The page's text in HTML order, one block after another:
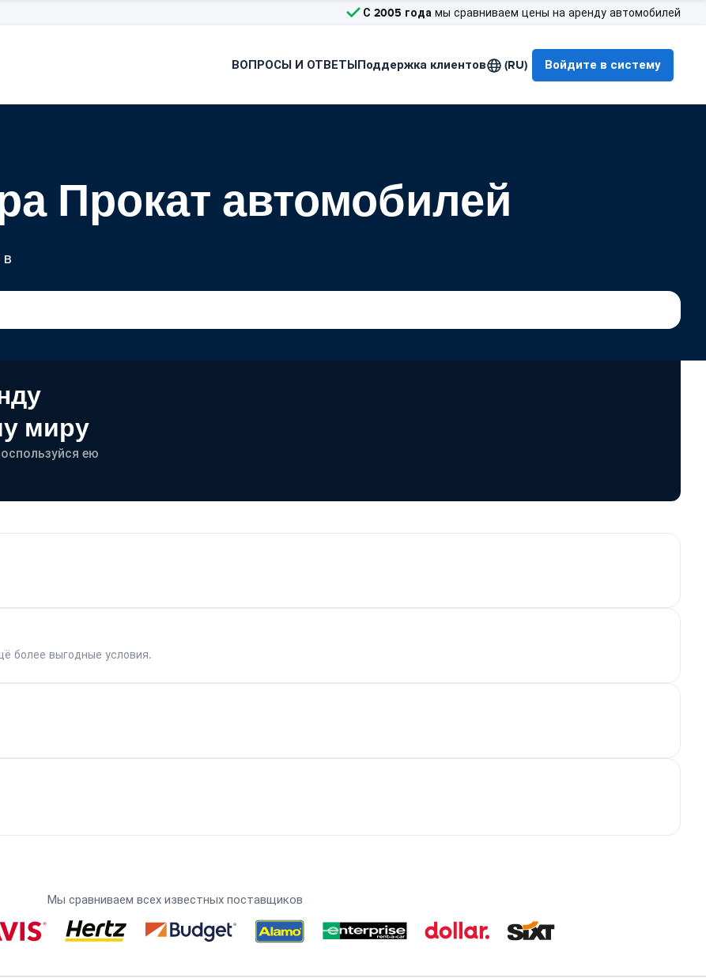
С 2005 года мы сравниваем цены на аренду автомобилей
ВОПРОСЫ И ОТВЕТЫПоддержка клиентов (RU) Войдите в систему
Прокат автомобилей
в
миру
ею
более выгодные условия.
Мы сравниваем всех известных поставщиков